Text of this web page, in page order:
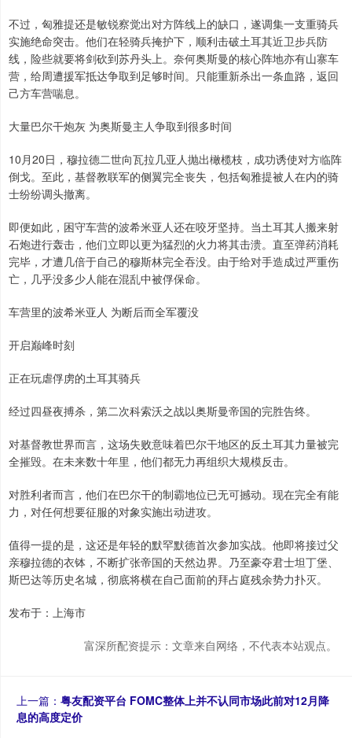
不过，匈雅提还是敏锐察觉出对方阵线上的缺口，遂调集一支重骑兵
实施绝命突击。他们在轻骑兵掩护下，顺利击破土耳其近卫步兵防
线，险些就要将剑砍到苏丹头上。奈何奥斯曼的核心阵地亦有山寨车
营，给周遭援军抵达争取到足够时间。只能重新杀出一条血路，返回
己方车营喘息。
大量巴尔干炮灰 为奥斯曼主人争取到很多时间
10月20日，穆拉德二世向瓦拉几亚人抛出橄榄枝，成功诱使对方临阵
倒戈。至此，基督教联军的侧翼完全丧失，包括匈雅提被人在内的骑
士纷纷调头撤离。
即便如此，困守车营的波希米亚人还在咬牙坚持。当土耳其人搬来射
石炮进行轰击，他们立即以更为猛烈的火力将其击溃。直至弹药消耗
完毕，才遭几倍于自己的穆斯林完全吞没。由于给对手造成过严重伤
亡，几乎没多少人能在混乱中被俘保命。
车营里的波希米亚人 为断后而全军覆没
开启巅峰时刻
正在玩虐俘虏的土耳其骑兵
经过四昼夜搏杀，第二次科索沃之战以奥斯曼帝国的完胜告终。
对基督教世界而言，这场失败意味着巴尔干地区的反土耳其力量被完
全摧毁。在未来数十年里，他们都无力再组织大规模反击。
对胜利者而言，他们在巴尔干的制霸地位已无可撼动。现在完全有能
力，对任何想要征服的对象实施出动进攻。
值得一提的是，这还是年轻的默罕默德首次参加实战。他即将接过父
亲穆拉德的衣钵，不断扩张帝国的天然边界。乃至豪夺君士坦丁堡、
斯巴达等历史名城，彻底将横在自己面前的拜占庭残余势力扑灭。
发布于：上海市
富深所配资提示：文章来自网络，不代表本站观点。
上一篇： 粤友配资平台 FOMC整体上并不认同市场此前对12月降
息的高度定价